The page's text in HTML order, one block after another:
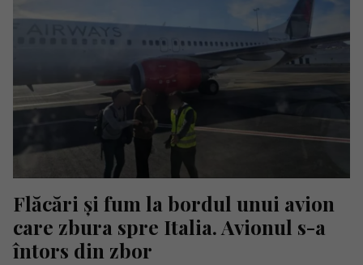
Flăcări și fum la bordul unui avion
care zbura spre Italia. Avionul s-a
întors din zbor